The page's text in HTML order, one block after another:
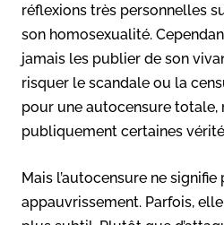
réflexions très personnelles
son homosexualité.
jamais les publier de son
risquer le scandale ou la
pour une autocensure totale,
publiquement certaines
Mais l’autocensure ne
appauvrissement. Parfois,